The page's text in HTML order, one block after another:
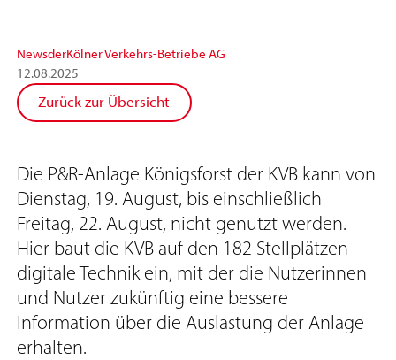
NewsderKölner Verkehrs-Betriebe AG
12.08.2025
Zurück zur Übersicht
Die P&R-Anlage Königsforst der KVB kann von
Dienstag, 19. August, bis einschließlich
Freitag, 22. August, nicht genutzt werden.
Hier baut die KVB auf den 182 Stellplätzen
digitale Technik ein, mit der die Nutzerinnen
und Nutzer zukünftig eine bessere
Information über die Auslastung der Anlage
erhalten.